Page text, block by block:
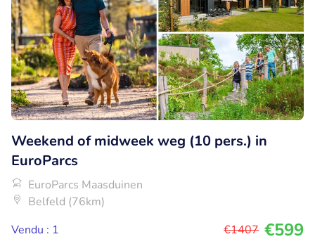
Weekend of midweek weg (10 pers.) in
EuroParcs
EuroParcs Maasduinen
Belfeld (76km)
Vendu : 1
€1407 €599